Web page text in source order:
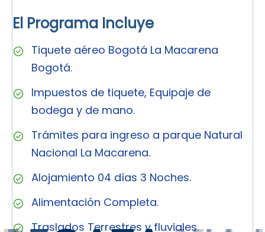
El Programa Incluye
Tiquete aéreo Bogotá La Macarena
Bogotá.
Impuestos de tiquete, Equipaje de
bodega y de mano.
Trámites para ingreso a parque Natural
Nacional La Macarena.
Alojamiento 04 días 3 Noches.
Alimentación Completa.
Traslados Terrestres y fluviales.